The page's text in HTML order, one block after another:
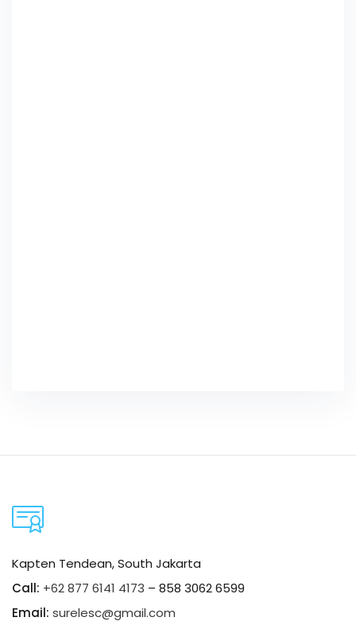
Kapten Tendean, South Jakarta
Call: +62 877 6141 4173 – 858 3062 6599
Email: surelesc@gmail.com